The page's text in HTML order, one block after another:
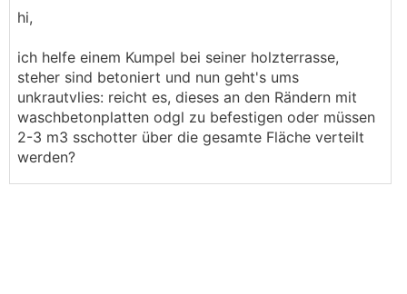
hi,
ich helfe einem Kumpel bei seiner holzterrasse,
steher sind betoniert und nun geht's ums
unkrautvlies: reicht es, dieses an den Rändern mit
waschbetonplatten odgl zu befestigen oder müssen
2-3 m3 sschotter über die gesamte Fläche verteilt
werden?